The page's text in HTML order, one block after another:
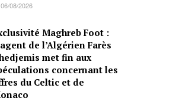
06/08/2026
Maghreb Foot :
de l’Algérien Farès
met fin aux
concernant les
du Celtic et de